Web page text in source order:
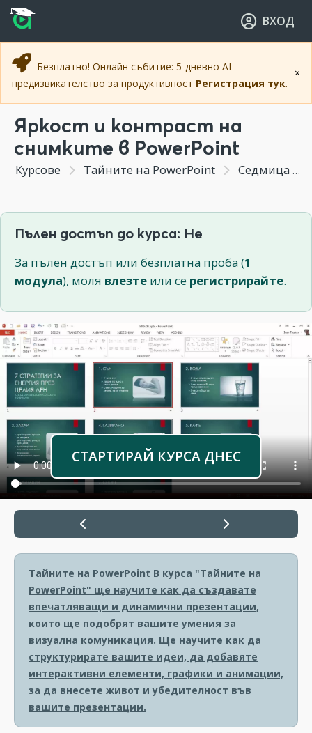
Прескочи към основното съдържание
Прескочи към навигацията
ВХОД
×
Безплатно! Онлайн събитие: 5-дневно AI
предизвикателство за продуктивност Регистрация тук.
Яркост и контраст на
снимките в PowerPoint
Курсове Тайните на PowerPoint Седмица 2 - Вграждането на изображения с цветни корекции, ефекти и трикове за уеднаквяване на изображения от различни източници.
Пълен достъп до курса: Не
За пълен достъп или безплатна проба (1
модула), моля влезте или се регистрирайте.
СТАРТИРАЙ КУРСА ДНЕС
Тайните на PowerPoint В курса "Тайните на
PowerPoint" ще научите как да създавате
впечатляващи и динамични презентации,
които ще подобрят вашите умения за
визуална комуникация. Ще научите как да
структурирате вашите идеи, да добавяте
интерактивни елементи, графики и анимации,
за да внесете живот и убедителност във
вашите презентации.